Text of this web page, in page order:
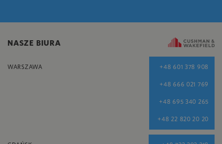
NASZE BIURA
WARSZAWA +48 601 378 908
+48 666 021 769
+48 695 340 265
+48 22 820 20 20